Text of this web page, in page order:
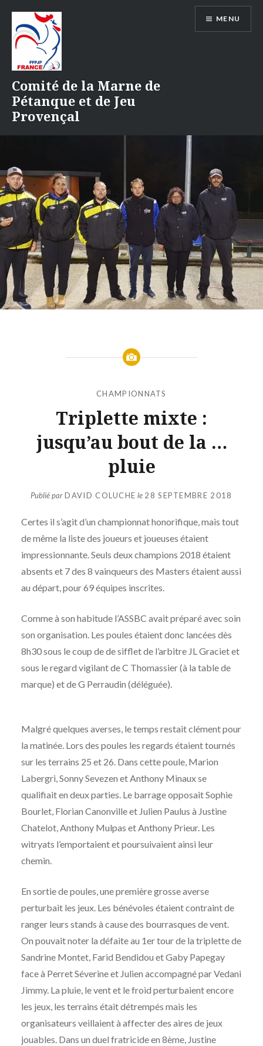
contenu
Comité de la Marne de
Pétanque et de Jeu
Provençal
MENU
CHAMPIONNATS
Triplette mixte :
jusqu’au bout de la …
pluie
Publié parDAVID COLUCHE le 28 SEPTEMBRE 2018
Certes il s’agit d’un championnat honorifique, mais tout
de même la liste des joueurs et joueuses étaient
impressionnante. Seuls deux champions 2018 étaient
absents et 7 des 8 vainqueurs des Masters étaient aussi
au départ, pour 69 équipes inscrites.
Comme à son habitude l’ASSBC avait préparé avec soin
son organisation. Les poules étaient donc lancées dès
8h30 sous le coup de de sifflet de l’arbitre JL Graciet et
sous le regard vigilant de C Thomassier (à la table de
marque) et de G Perraudin (déléguée).
Malgré quelques averses, le temps restait clément pour
la matinée. Lors des poules les regards étaient tournés
sur les terrains 25 et 26. Dans cette poule, Marion
Labergri, Sonny Sevezen et Anthony Minaux se
qualifiait en deux parties. Le barrage opposait Sophie
Bourlet, Florian Canonville et Julien Paulus à Justine
Chatelot, Anthony Mulpas et Anthony Prieur. Les
witryats l’emportaient et poursuivaient ainsi leur
chemin.
En sortie de poules, une première grosse averse
perturbait les jeux. Les bénévoles étaient contraint de
ranger leurs stands à cause des bourrasques de vent.
On pouvait noter la défaite au 1er tour de la triplette de
Sandrine Montet, Farid Bendidou et Gaby Papegay
face à Perret Séverine et Julien accompagné par Vedani
Jimmy. La pluie, le vent et le froid perturbaient encore
les jeux, les terrains était détrempés mais les
organisateurs veillaient à affecter des aires de jeux
jouables. Dans un duel fratricide en 8ème, Justine